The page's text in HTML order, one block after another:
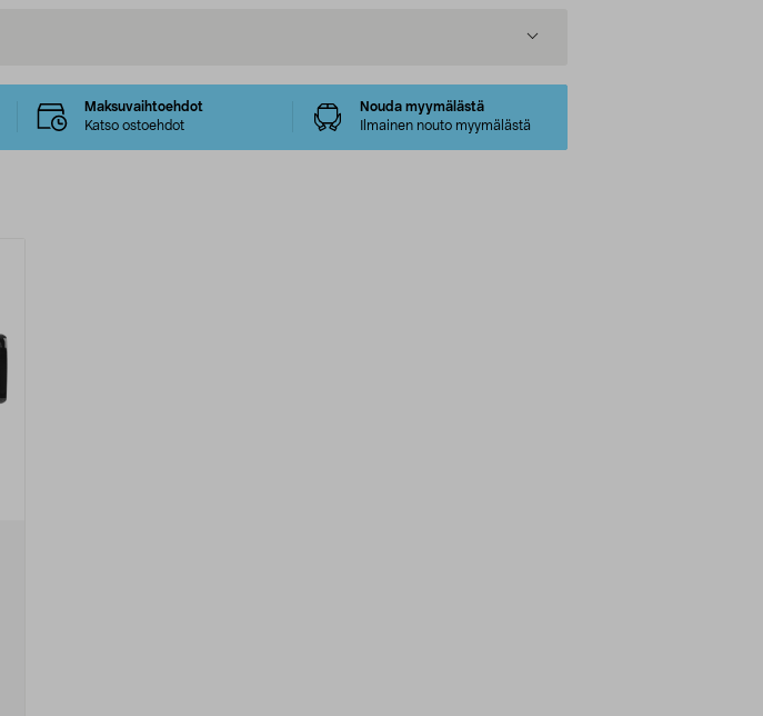
Maksuvaihtoehdot
Katso ostoehdot
Nouda myymälästä
Ilmainen nouto myymälästä